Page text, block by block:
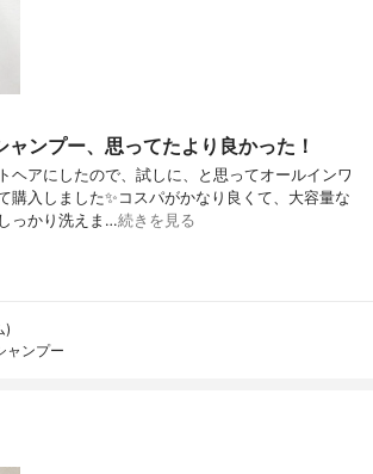
ャンプー、思ってたより良かった！
ヘアにしたので、試しに、と思ってオールインワ
購入しました✨コスパがかなり良くて、大容量な
っかり洗えま…続きを見る
)
ャンプー